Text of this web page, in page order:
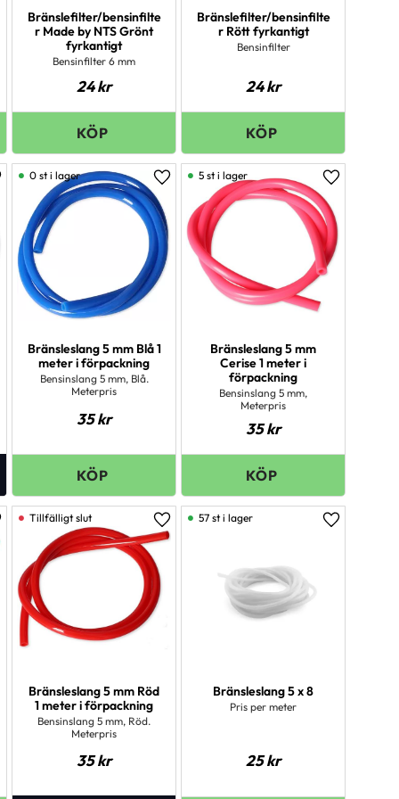
Bränslefilter/bensinfilte
r Made by NTS Grönt
fyrkantigt
Bensinfilter 6 mm
24kr
Bränslefilter/bensinfilte
r Rött fyrkantigt
Bensinfilter
24kr
till i favoriter
Bränsleslang 5 mm Blå 1
meter i förpackning
Bensinslang 5 mm, Blå.
Meterpris
35kr
Lägg till i favoriter
0 st i lager
Bränsleslang 5 mm
Cerise 1 meter i
förpackning
Bensinslang 5 mm,
Meterpris
35kr
Lägg till i
5 st i lager
till i favoriter
Bränsleslang 5 mm Röd
1 meter i förpackning
Bensinslang 5 mm, Röd.
Meterpris
35kr
Lägg till i favoriter
Bränsleslang 5 x 8
Pris per meter
25kr
Lägg till i
57 st i lager